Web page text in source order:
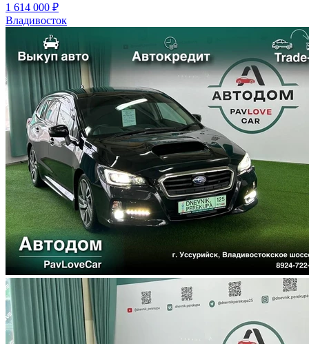
1 614 000 ₽
Владивосток